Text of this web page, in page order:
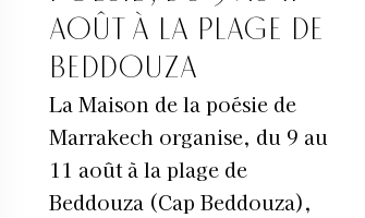
AOÛT À LA PLAGE DE
BEDDOUZA
La Maison de la poésie de
Marrakech organise, du 9 au
11 août à la plage de
Beddouza (Cap Beddouza),